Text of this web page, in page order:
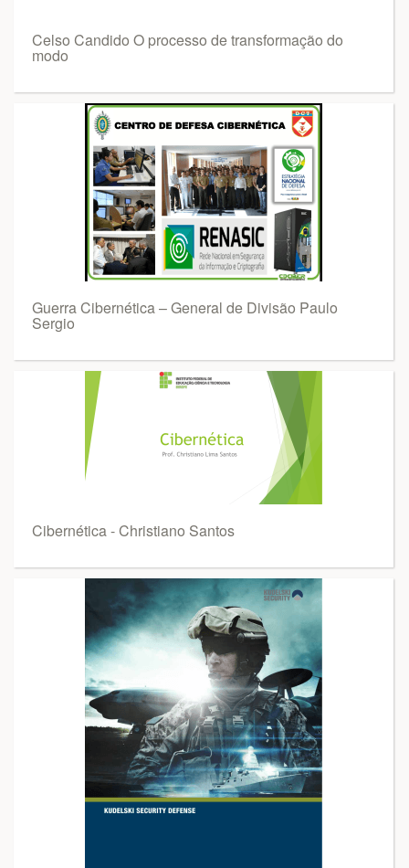
Celso Candido O processo de transformação do
modo
Guerra Cibernética – General de Divisão Paulo
Sergio
Cibernética - Christiano Santos